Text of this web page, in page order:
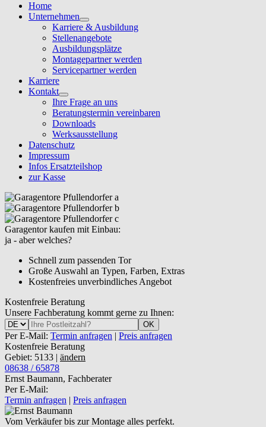
Home
Unternehmen
Karriere & Ausbildung
Stellenangebote
Ausbildungsplätze
Montagepartner werden
Servicepartner werden
Karriere
Kontakt
Ihre Frage an uns
Beratungstermin vereinbaren
Downloads
Werksausstellung
Datenschutz
Impressum
Infos Ersatzteilshop
zur Kasse
Garagentor kaufen mit Einbau:
ja - aber welches?
Schnell zum passenden Tor
Große Auswahl an Typen, Farben, Extras
Kostenfreies unverbindliches Angebot
Kostenfreie Beratung
Unsere Fachberatung kommt gerne zu Ihnen:
OK
Per E-Mail: Termin anfragen | Preis anfragen
Kostenfreie Beratung
Gebiet: 5133 | ändern
08638 / 65878
Ernst Baumann, Fachberater
Per E-Mail:
Termin anfragen | Preis anfragen
Vom Verkäufer bis zur Montage alles perfekt.